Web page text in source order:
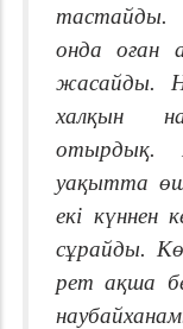
тастайды.
онда оған
жасайды.
халқын
отырдық.
уақытта
екі күннен
сұрайды.
рет ақша